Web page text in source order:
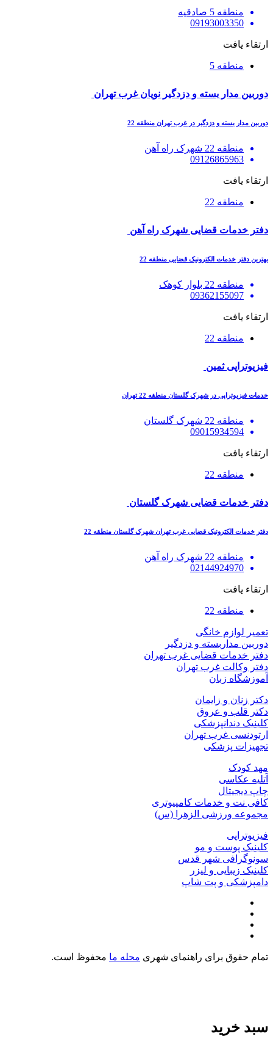
منطقه 5 صادقیه
09193003350
ارتقاء یافت
منطقه 5
دوربین مدار بسته و دزدگیر نویان غرب تهران
دوربین مدار بسته و دزدگیر در غرب تهران منطقه 22
منطقه 22 شهرک راه آهن
09126865963
ارتقاء یافت
منطقه 22
دفتر خدمات قضایی شهرک راه آهن
بهترین دفتر خدمات الکترونیک قضایی منطقه 22
منطقه 22 بلوار کوهک
09362155097
ارتقاء یافت
منطقه 22
فیزیوتراپی ثمین
خدمات فیزیوتراپی در شهرک گلستان منطقه 22 تهران
منطقه 22 شهرک گلستان
09015934594
ارتقاء یافت
منطقه 22
دفتر خدمات قضایی شهرک گلستان
دفتر خدمات الکترونیک قضایی غرب تهران شهرک گلستان منطقه 22
منطقه 22 شهرک راه آهن
02144924970
ارتقاء یافت
منطقه 22
تعمیر لوازم خانگی
دوربین مداربسته و دزدگیر
دفتر خدمات قضایی غرب تهران
دفتر وکالت غرب تهران
آموزشگاه زبان
دکتر زنان و زایمان
دکتر قلب و عروق
کلینیک دندانپزشکی
ارتودنسی غرب تهران
تجهیزات پزشکی
مهد کودک
آتلیه عکاسی
چاپ دیجیتال
کافی نت و خدمات کامپیوتری
مجموعه ورزشی الزهرا (س)
فیزیوتراپی
کلینیک پوست و مو
سونوگرافی شهر قدس
کلینیک زیبایی و لیزر
دامپزشکی و پت شاپ
تمام حقوق برای راهنمای شهری محله ما محفوظ است.
سبد خرید